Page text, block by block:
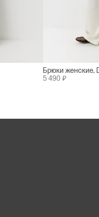
Брюки женские,
5 490 ₽